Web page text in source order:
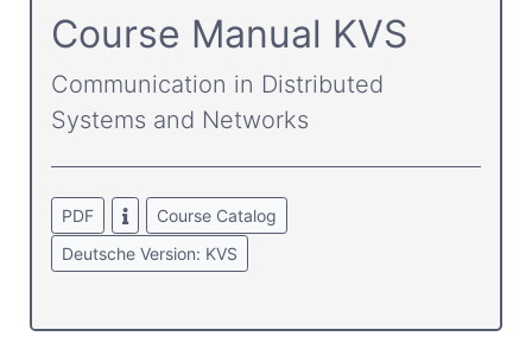
Course­ Manual KVS
Communication in Distributed
Systems and Networks
PDF
Course Catalog
Deutsche Version: KVS